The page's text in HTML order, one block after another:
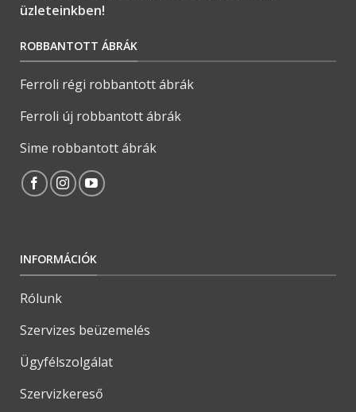
üzleteinkben!
ROBBANTOTT ÁBRÁK
Ferroli régi robbantott ábrák
Ferroli új robbantott ábrák
Sime robbantott ábrák
INFORMÁCIÓK
Rólunk
Szervizes beüzemelés
Ügyfélszolgálat
Szervizkereső